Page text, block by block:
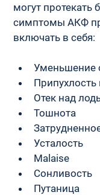
могут
симптомы АКФ
включать в себя:
Уменьшение
Припухлость
Отек над
Тошнота
Усталость
Malaise
Сонливость
Путаница